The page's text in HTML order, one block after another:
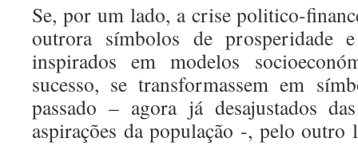
Se, por um lado, a crise politico-
outrora símbolos de prosperidade
inspirados em modelos
sucesso, se transformassem em
passado – agora já desajustados
aspirações da população -, pelo outro